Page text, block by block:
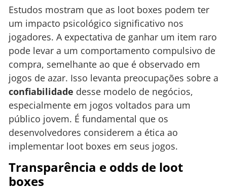
Estudos mostram que as loot boxes podem ter
um impacto psicológico significativo nos
jogadores. A expectativa de ganhar um item raro
pode levar a um comportamento compulsivo de
compra, semelhante ao que é observado em
jogos de azar. Isso levanta preocupações sobre a
confiabilidade desse modelo de negócios,
especialmente em jogos voltados para um
público jovem. É fundamental que os
desenvolvedores considerem a ética ao
implementar loot boxes em seus jogos.
Transparência e odds de loot
boxes